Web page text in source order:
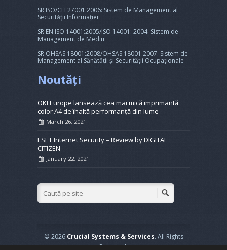
SR ISO/CEI 27001:2006: Sistem de Management al
Securității Informației
SR EN ISO 14001:2005/ISO 14001: 2004: Sistem de
Management de Mediu
SR OHSAS 18001:2008/OHSAS 18001:2007: Sistem de
Management al Sănătății și Securității Ocupaționale
Noutăți
OKI Europe lansează cea mai mică imprimantă
color A4 de înaltă performanță din lume
March 26, 2021
ESET Internet Security – Review by DIGITAL
CITIZEN
January 22, 2021
© 2026 Crucial Systems & Services. All Rights
Reserved.